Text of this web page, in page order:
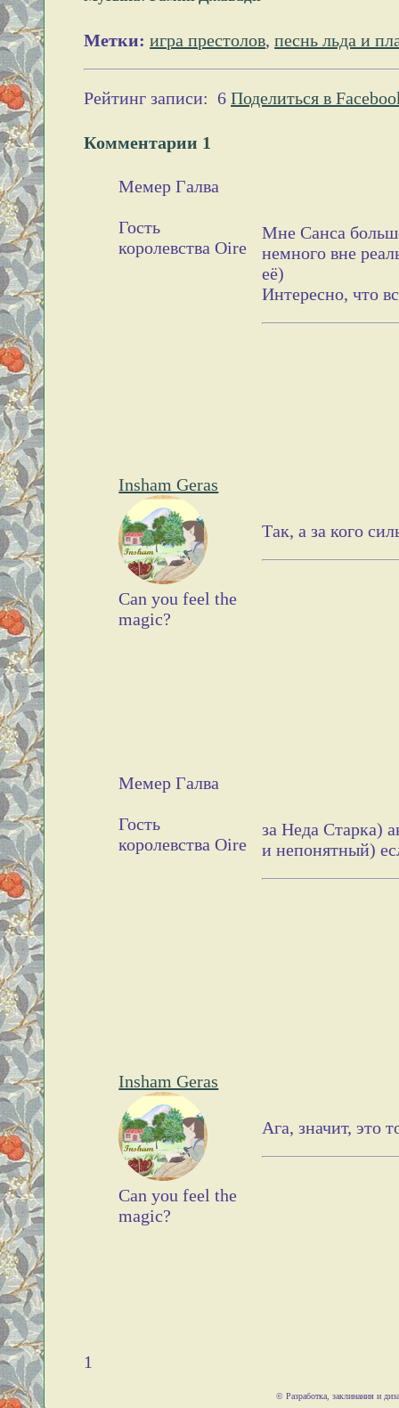
Метки: игра престолов,песнь льда и
Рейтинг записи: 6 Поделиться в
Комментарии 1
Мемер Галва
Гость
королевства Oire
Мне Санса
немного вне
её)
Интересно, что
Insham Geras
Can you feel the
magic?
Так, а за кого
Мемер Галва
Гость
королевства Oire
за Неда Старка)
и непонятный)
Insham Geras
Can you feel the
magic?
Ага, значит, это
1
© Разработка, заклинания и